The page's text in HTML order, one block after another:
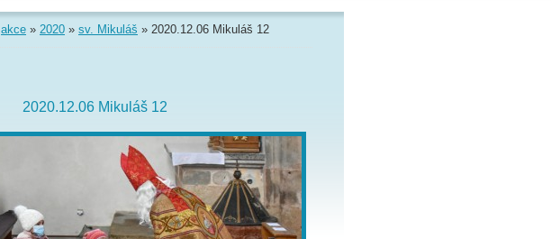
akce » 2020 » sv. Mikuláš » 2020.12.06 Mikuláš 12
2020.12.06 Mikuláš 12